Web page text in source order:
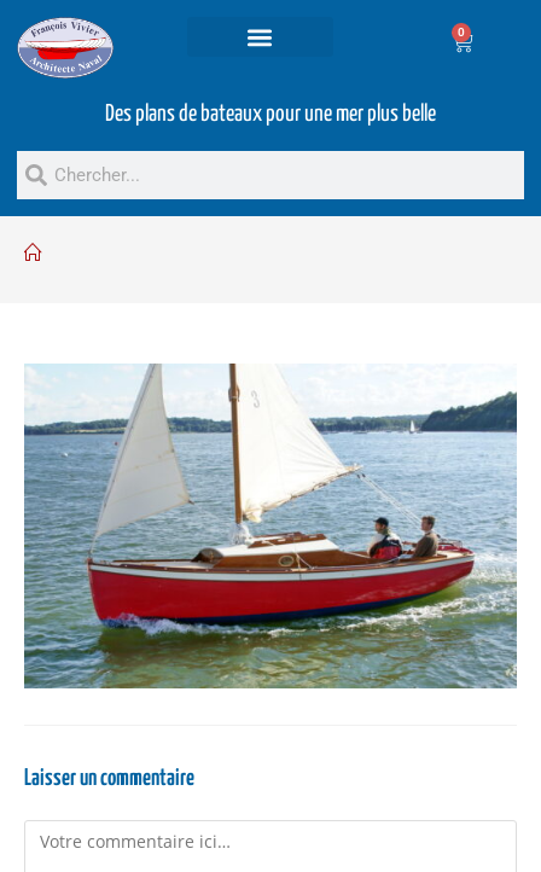
0
Des plans de bateaux pour une mer plus belle
Laisser un commentaire